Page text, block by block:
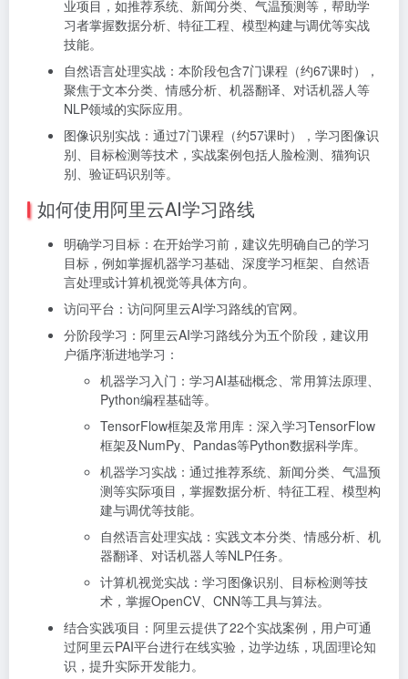
业项目，如推荐系统、新闻分类、气温预测等，帮助学
习者掌握数据分析、特征工程、模型构建与调优等实战
技能。
自然语言处理实战：本阶段包含7门课程（约67课时），
聚焦于文本分类、情感分析、机器翻译、对话机器人等
NLP领域的实际应用。
图像识别实战：通过7门课程（约57课时），学习图像识
别、目标检测等技术，实战案例包括人脸检测、猫狗识
别、验证码识别等。
如何使用阿里云AI学习路线
明确学习目标：在开始学习前，建议先明确自己的学习
目标，例如掌握机器学习基础、深度学习框架、自然语
言处理或计算机视觉等具体方向。
访问平台：访问阿里云AI学习路线的官网。
分阶段学习：阿里云AI学习路线分为五个阶段，建议用
户循序渐进地学习：
机器学习入门：学习AI基础概念、常用算法原理、
Python编程基础等。
TensorFlow框架及常用库：深入学习TensorFlow
框架及NumPy、Pandas等Python数据科学库。
机器学习实战：通过推荐系统、新闻分类、气温预
测等实际项目，掌握数据分析、特征工程、模型构
建与调优等技能。
自然语言处理实战：实践文本分类、情感分析、机
器翻译、对话机器人等NLP任务。
计算机视觉实战：学习图像识别、目标检测等技
术，掌握OpenCV、CNN等工具与算法。
结合实践项目：阿里云提供了22个实战案例，用户可通
过阿里云PAI平台进行在线实验，边学边练，巩固理论知
识，提升实际开发能力。